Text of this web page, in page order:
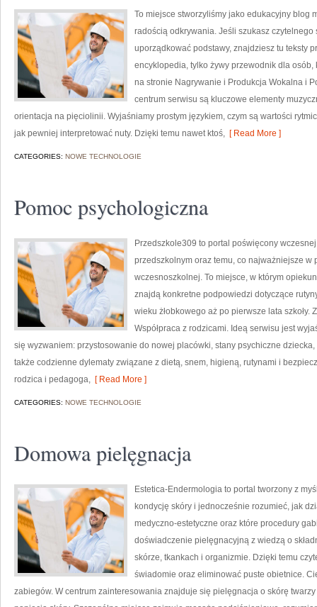
To miejsce stworzyliśmy jako edukacyjny blog
radością odkrywania. Jeśli szukasz
uporządkować podstawy, znajdziesz tu teksty
encyklopedia, tylko żywy przewodnik dla
na stronie Nagrywanie i Produkcja Wokalna i
centrum serwisu są kluczowe elementy
orientacja na pięciolinii. Wyjaśniamy prostym językiem, czym są wartości
jak pewniej interpretować nuty. Dzięki temu nawet ktoś, [ Read More ]
CATEGORIES: NOWE TECHNOLOGIE
Pomoc psychologiczna
Przedszkole309 to portal poświęcony
przedszkolnym oraz temu, co najważniejsze
wczesnoszkolnej. To miejsce, w którym
znajdą konkretne podpowiedzi dotyczące
wieku żłobkowego aż po pierwsze lata szkoły.
Współpraca z rodzicami. Ideą serwisu jest
się wyzwaniem: przystosowanie do nowej placówki, stany psychiczne
także codzienne dylematy związane z dietą, snem, higieną, rutynami i
rodzica i pedagoga, [ Read More ]
CATEGORIES: NOWE TECHNOLOGIE
Domowa pielęgnacja
Estetica-Endermologia to portal tworzony z
kondycję skóry i jednocześnie rozumieć, jak
medyczno-estetyczne oraz które procedury
doświadczenie pielęgnacyjną z wiedzą o
skórze, tkankach i organizmie. Dzięki temu
świadomie oraz eliminować puste obietnice.
zabiegów. W centrum zainteresowania znajduje się pielęgnacja o skórę